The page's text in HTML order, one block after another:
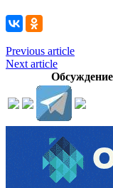
Previous article
Next article
Обсуждение